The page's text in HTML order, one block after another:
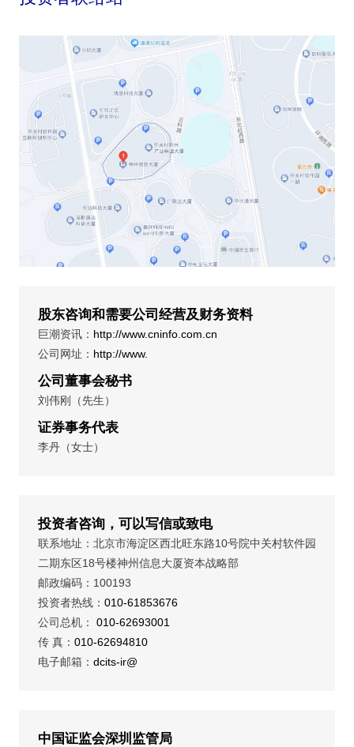
股东咨询和需要公司经营及财务资料
巨潮资讯： http://www.cninfo.com.cn
公司网址： http://www.
公司董事会秘书
刘伟刚（先生）
证券事务代表
李丹（女士）
投资者咨询，可以写信或致电
联系地址：北京市海淀区西北旺东路10号院中关村软件园
二期东区18号楼神州信息大厦资本战略部
邮政编码：100193
投资者热线： 010-61853676
公司总机： 010-62693001
传 真： 010-62694810
电子邮箱： dcits-ir@
中国证监会深圳监管局